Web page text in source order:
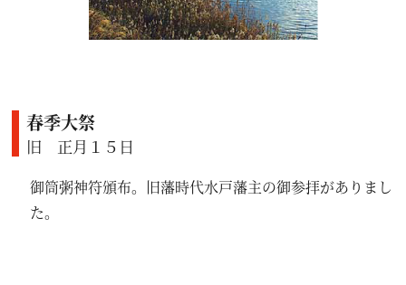
春季大祭
旧 正月１５日
御筒粥神符頒布。旧藩時代水戸藩主の御参拝がありまし
た。